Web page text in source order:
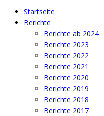
Startseite
Berichte
Berichte ab 2024
Berichte 2023
Berichte 2022
Berichte 2021
Berichte 2020
Berichte 2019
Berichte 2018
Berichte 2017